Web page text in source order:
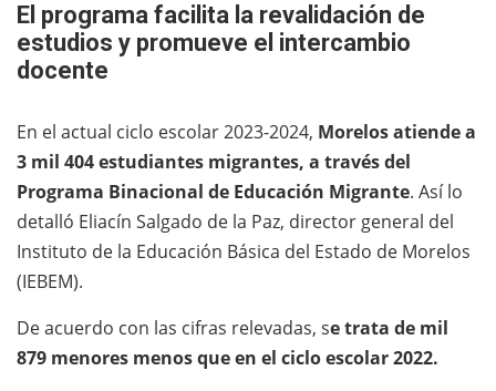
El programa facilita la revalidación de
estudios y promueve el intercambio
docente
En el actual ciclo escolar 2023-2024, Morelos atiende a
3 mil 404 estudiantes migrantes, a través del
Programa Binacional de Educación Migrante. Así lo
detalló Eliacín Salgado de la Paz, director general del
Instituto de la Educación Básica del Estado de Morelos
(IEBEM).
De acuerdo con las cifras relevadas, se trata de mil
879 menores menos que en el ciclo escolar 2022.